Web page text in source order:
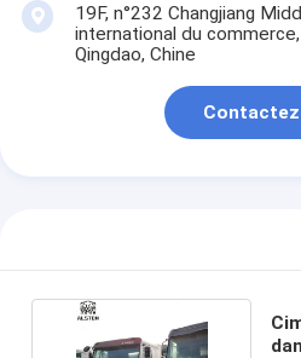
19F, n°232 Changjiang
international du
Qingdao, Chine
Contactez